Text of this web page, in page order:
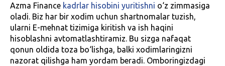
Azma Finance kadrlar hisobini yuritishni o‘z zimmasiga
oladi. Biz har bir xodim uchun shartnomalar tuzish,
ularni E-mehnat tizimiga kiritish va ish haqini
hisoblashni avtomatlashtiramiz. Bu sizga nafaqat
qonun oldida toza bo‘lishga, balki xodimlaringizni
nazorat qilishga ham yordam beradi. Omboringizdagi